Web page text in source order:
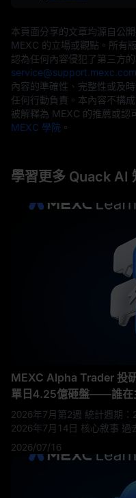
本頁面分享的文章均源自公
MEXC 的立場或觀點。所有
認為任何內容侵犯了第三方
service@support.mexc.com
內容的準確性、完整性或及
任何行動負責。本內容不構
被解釋為 MEXC 的推薦或認
MEXC 學院 。
學習更多 Quack AI
MEXC Alpha Trader 投
單日4.25億砸盤——誰在
2026年7月第2週 統計週期：
2026年7月14日 核心敘事 過
餘溫反彈」到「地緣政治衝
63,000美元附近震盪，一度
口，全週回吐大部分漲幅。
2026/07/16